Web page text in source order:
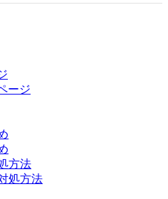
ージ
方法
処方法